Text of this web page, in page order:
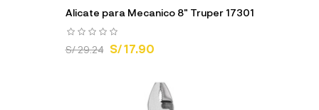
Alicate para Mecanico 8" Truper 17301
S/ 29.24 S/ 17.90